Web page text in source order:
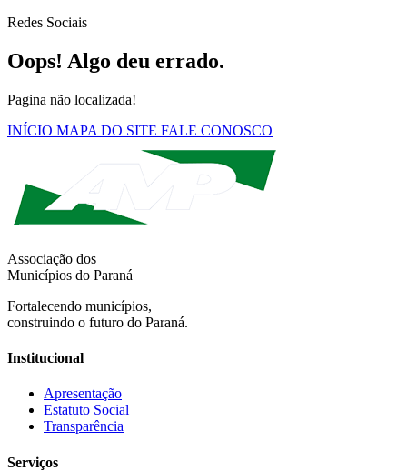
Redes Sociais
Oops! Algo deu errado.
Pagina não localizada!
INÍCIO MAPA DO SITE FALE CONOSCO
Associação dos
Municípios do Paraná
Fortalecendo municípios,
construindo o futuro do Paraná.
Institucional
Apresentação
Estatuto Social
Transparência
Serviços